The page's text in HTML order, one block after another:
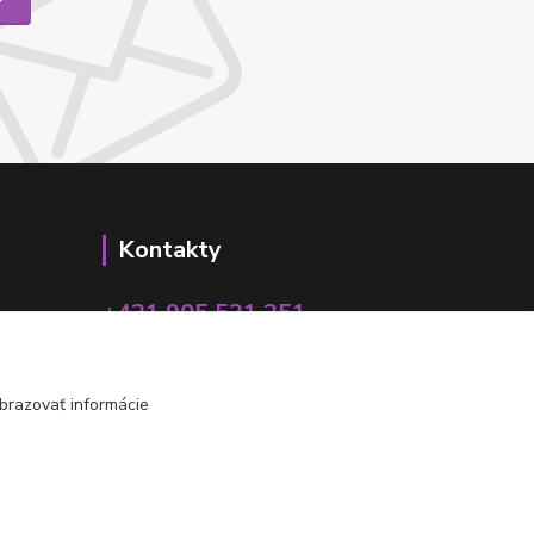
Kontakty
+421 905 531 251
informácie